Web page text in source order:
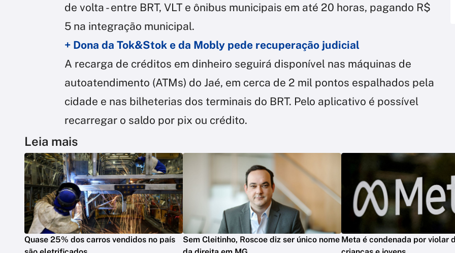
de volta - entre BRT, VLT e ônibus municipais em até 20 horas, pagando R$
5 na integração municipal.
+ Dona da Tok&Stok e da Mobly pede recuperação judicial
A recarga de créditos em dinheiro seguirá disponível nas máquinas de
autoatendimento (ATMs) do Jaé, em cerca de 2 mil pontos espalhados pela
cidade e nas bilheterias dos terminais do BRT. Pelo aplicativo é possível
recarregar o saldo por pix ou crédito.
Leia mais
Quase 25% dos carros vendidos no país
Sem Cleitinho, Roscoe diz ser único nome Meta é condenada por violar